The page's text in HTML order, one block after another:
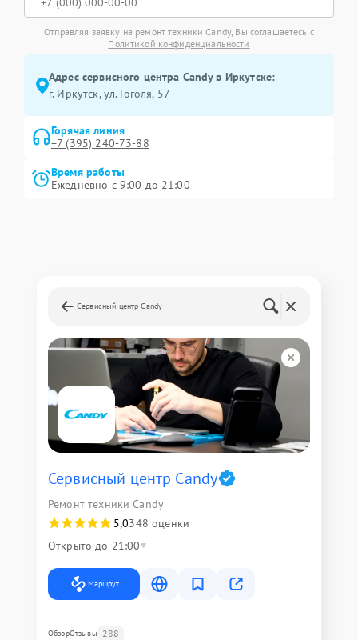
Отправляя заявку на ремонт техники Candy, Вы соглашаетесь с
Политикой конфиденциальности
Адрес сервисного центра Candy в Иркутске:
г. Иркутск, ул. ​Гоголя, 57
Горячая линия
+7 (395) 240-73-88
Время работы
Ежедневно с 9:00 до 21:00
Сервисный центр Candy
Сервисный центр Candy
Ремонт техники Candy
5,0348 оценки
Открыто до 21:00
Маршрут
ОбзорОтзывы 288